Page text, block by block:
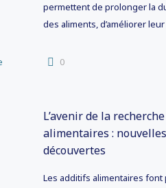
permettent de prolonger la
des aliments, d’améliorer
0
L’avenir de la
alimentaires :
découvertes
Les additifs alimentaires